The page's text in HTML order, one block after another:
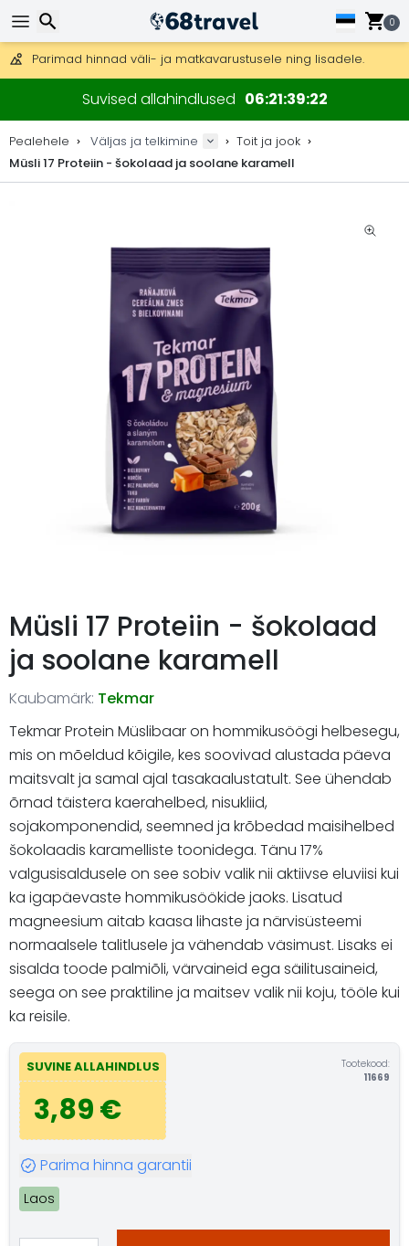
0
Saab saata ka DHL Expressi kaudu (kohaletoimetamine 24 tunni
30 päeva tagastamiseks, 90 päeva puidust kaartide ja
Parimad hinnad väli- ja matkavarustusele ning lisadele.
Suvised allahindlused 06213922
Pealehele Väljas ja telkimine
Toit ja jook
Müsli 17 Proteiin - šokolaad ja soolane karamell
Müsli 17 Proteiin - šokolaad
ja soolane karamell
Kaubamärk: Tekmar
Tekmar Protein Müslibaar on hommikusöögi helbesegu,
mis on mõeldud kõigile, kes soovivad alustada päeva
maitsvalt ja samal ajal tasakaalustatult. See ühendab
õrnad täistera kaerahelbed, nisukliid,
sojakomponendid, seemned ja krõbedad maisihelbed
šokolaadis karamelliste toonidega. Tänu 17%
valgusisaldusele on see sobiv valik nii aktiivse eluviisi kui
ka igapäevaste hommikusöökide jaoks. Lisatud
magneesium aitab kaasa lihaste ja närvisüsteemi
normaalsele talitlusele ja vähendab väsimust. Lisaks ei
sisalda toode palmiõli, värvaineid ega säilitusaineid,
seega on see praktiline ja maitsev valik nii koju, tööle kui
ka reisile.
SUVINE ALLAHINDLUS
3,89 €
Tootekood:
11669
Parima hinna garantii
Laos